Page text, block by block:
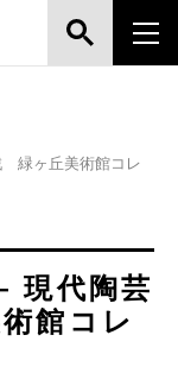
緑ヶ丘美術館コレ
現代陶芸
館コレ